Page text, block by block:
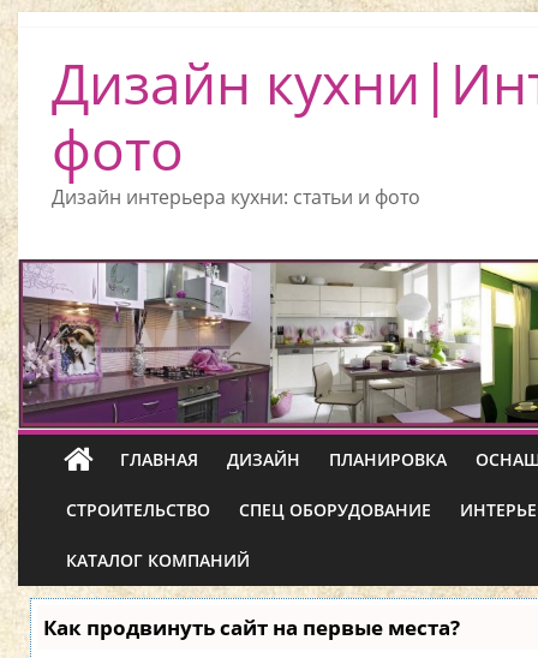
Дизайн
фото
Дизайн интерьера кухни: статьи и фото
ГЛАВНАЯ ДИЗАЙН ПЛАНИРОВКА
СТРОИТЕЛЬСТВО СПЕЦ ОБОРУДОВАНИЕ
КАТАЛОГ КОМПАНИЙ
Как продвинуть сайт на первые места?